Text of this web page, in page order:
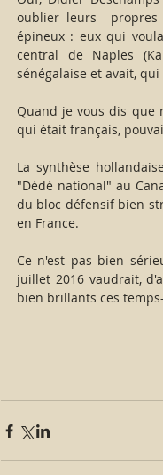
oublier leurs
épineux : eux qui
central de Naples
sénégalaise et avait,
Quand je vous dis que
qui était français,
La synthèse
"Dédé national" au
du bloc défensif bien
en France.
Ce n'est pas bien
juillet 2016 vaudrait,
bien brillants ces